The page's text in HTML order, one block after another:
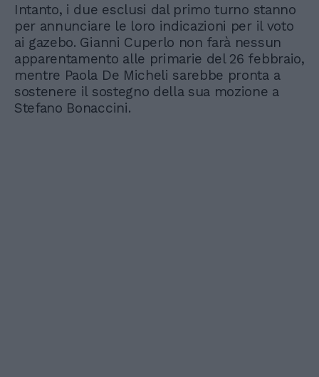
Intanto, i due esclusi dal primo turno stanno
per annunciare le loro indicazioni per il voto
ai gazebo. Gianni Cuperlo non farà nessun
apparentamento alle primarie del 26 febbraio,
mentre Paola De Micheli sarebbe pronta a
sostenere il sostegno della sua mozione a
Stefano Bonaccini.